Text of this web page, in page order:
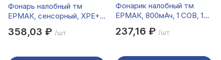
Фонарь налобный тм
ЕРМАК, сенсорный, XPE+
зарядка Type-C, 310х32 мм
358,03 ₽ /шт.
Фонарик налобный тм
ЕРМАК, 800мАч, 1 COB, 1
пластик
237,16 ₽ /шт.